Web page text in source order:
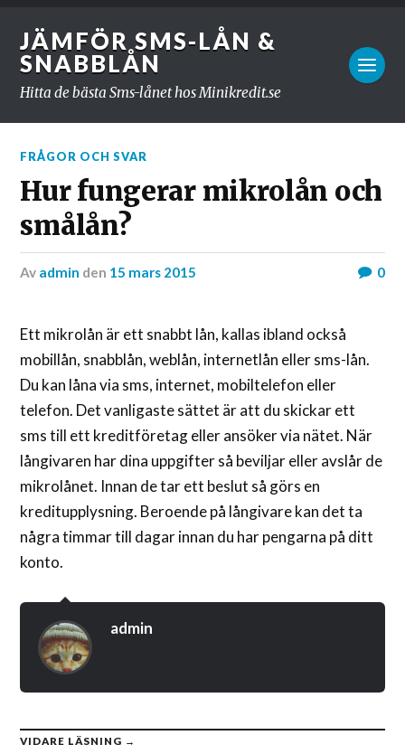
JÄMFÖR SMS-LÅN &
SNABBLÅN
Hitta de bästa Sms-lånet hos Minikredit.se
FRÅGOR OCH SVAR
Hur fungerar mikrolån och
smålån?
av admin den 15 mars 2015 0
Ett mikrolån är ett snabbt lån, kallas ibland också
mobillån, snabblån, weblån, internetlån eller sms-lån.
Du kan låna via sms, internet, mobiltelefon eller
telefon. Det vanligaste sättet är att du skickar ett
sms till ett kreditföretag eller ansöker via nätet. När
långivaren har dina uppgifter så beviljar eller avslår de
mikrolånet. Innan de tar ett beslut så görs en
kreditupplysning. Beroende på långivare kan det ta
några timmar till dagar innan du har pengarna på ditt
konto.
admin
VIDARE LÄSNING →